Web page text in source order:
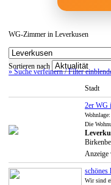
WG-Zimmer in Leverkusen
Sortieren nach
» Suche verfeinern / Filter
Stadt
2er WG
Die
Anzeige
schönes
Wir sind